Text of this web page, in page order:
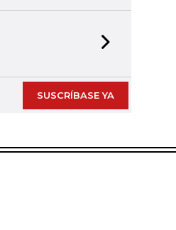
SUSCRÍBASE YA